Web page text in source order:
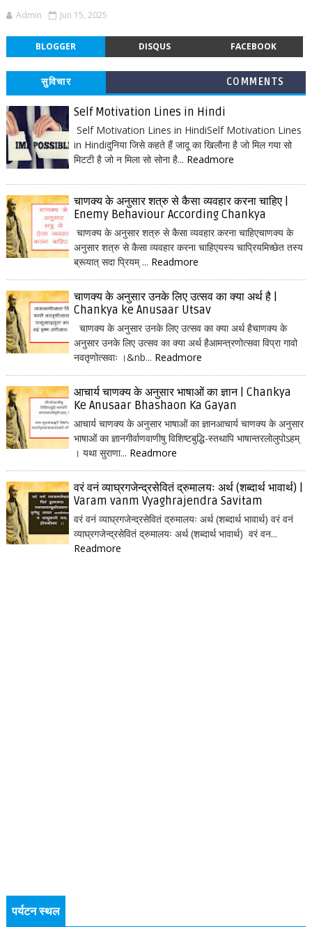
Admin Jun 15, 2025
BLOGGER DISQUS FACEBOOK
सुविचार COMMENTS
Self Motivation Lines in Hindi
Self Motivation Lines in HindiSelf Motivation Lines
in Hindiदुनिया जिसे कहते हैं जादू का खिलौना है जो मिल गया सो
मिटटी है जो न मिला सो सोना है... Readmore
चाणक्य के अनुसार शत्रु से कैसा व्यवहार करना चाहिए |
Enemy Behaviour According Chankya
चाणक्य के अनुसार शत्रु से कैसा व्यवहार करना चाहिएचाणक्य के
अनुसार शत्रु से कैसा व्यवहार करना चाहिएयस्य चाप्रियमिच्छेत तस्य
ब्रूयात् सदा प्रियम् ... Readmore
चाणक्य के अनुसार उनके लिए उत्सव का क्या अर्थ है |
Chankya ke Anusaar Utsav
चाणक्य के अनुसार उनके लिए उत्सव का क्या अर्थ हैचाणक्य के
अनुसार उनके लिए उत्सव का क्या अर्थ हैआमन्त्रणोत्सवा विप्रा गावो
नवतृणोत्सवाः ।&nb... Readmore
आचार्य चाणक्य के अनुसार भाषाओं का ज्ञान | Chankya
Ke Anusaar Bhashaon Ka Gayan
आचार्य चाणक्य के अनुसार भाषाओं का ज्ञानआचार्य चाणक्य के अनुसार
भाषाओं का ज्ञानगीर्वाणवाणीषु विशिष्टबुद्धि-स्तथापि भाषान्तरलोलुपोऽहम्
। यथा सुराणा... Readmore
वरं वनं व्याघ्रगजेन्द्रसेवितं द्रुमालयः अर्थ (शब्दार्थ भावार्थ) |
Varam vanm Vyaghrajendra Savitam
वरं वनं व्याघ्रगजेन्द्रसेवितं द्रुमालयः अर्थ (शब्दार्थ भावार्थ) वरं वनं
व्याघ्रगजेन्द्रसेवितं द्रुमालयः अर्थ (शब्दार्थ भावार्थ) वरं वन...
Readmore
पर्यटन स्थल